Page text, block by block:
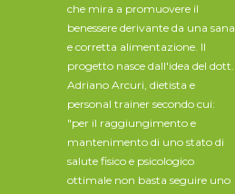
che mira a promuovere il
benessere derivante da una sana
e corretta alimentazione. Il
progetto nasce dall'idea del dott.
Adriano Arcuri, dietista e
personal trainer secondo cui:
"per il raggiungimento e
mantenimento di uno stato di
salute fisico e psicologico
ottimale non basta seguire uno